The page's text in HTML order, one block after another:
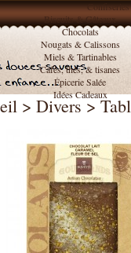
Confiseries
Biscuits & Gâteaux
Chocolats
Nougats & Calissons
Miels & Tartinables
Cafés, thés, & tisanes
Épicerie Salée
Idées Cadeaux
> Divers >